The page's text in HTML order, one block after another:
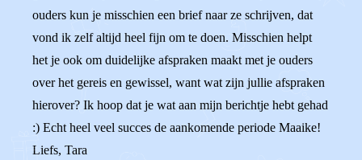
ouders kun je misschien een brief naar ze schrijven, dat
vond ik zelf altijd heel fijn om te doen. Misschien helpt
het je ook om duidelijke afspraken maakt met je ouders
over het gereis en gewissel, want wat zijn jullie afspraken
hierover? Ik hoop dat je wat aan mijn berichtje hebt gehad
:) Echt heel veel succes de aankomende periode Maaike!
Liefs, Tara